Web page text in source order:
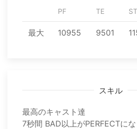
PF TE ST
最大 10955 9501
スキル
最高のキャスト達
7秒間 BAD以上がPERFECTに